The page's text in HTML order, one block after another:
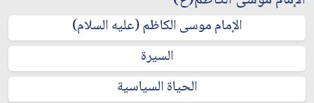
الإمام موسى الكاظم (عليه السلام)
السيرة
الحياة السياسية